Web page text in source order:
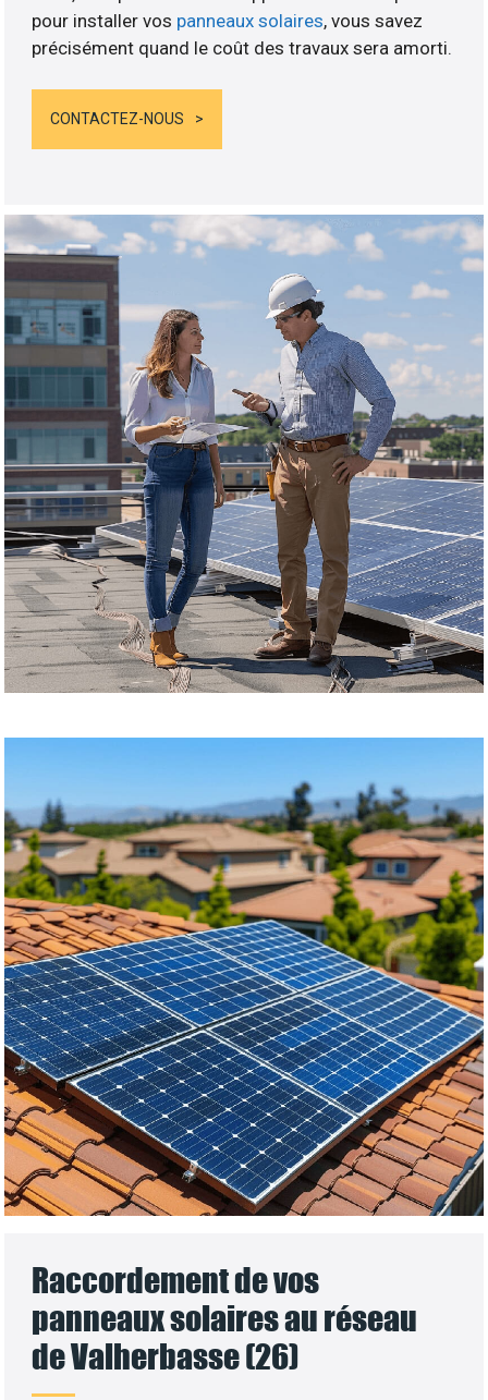
pour installer vos panneaux solaires, vous savez
précisément quand le coût des travaux sera amorti.
CONTACTEZ-NOUS
Raccordement de vos
panneaux solaires au réseau
de Valherbasse (26)